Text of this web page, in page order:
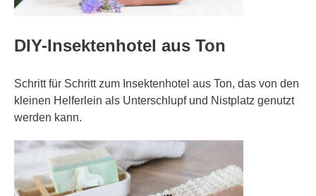
DIY-Insektenhotel aus Ton
Schritt für Schritt zum Insektenhotel aus Ton, das von den
kleinen Helferlein als Unterschlupf und Nistplatz genutzt
werden kann.